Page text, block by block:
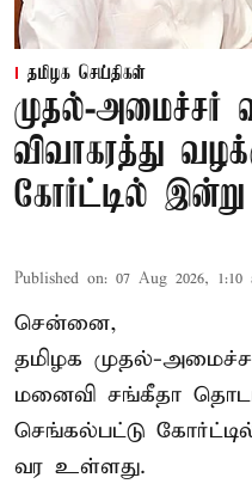
தமிழக செய்திகள்
முதல்-அமைச்சர்
விவாகரத்து
கோர்ட்டில்
Published on: 07 Aug 2026, 1:10
சென்னை,
தமிழக முதல்-
மனைவி சங்கீதா
செங்கல்பட்டு
வர உள்ளது.